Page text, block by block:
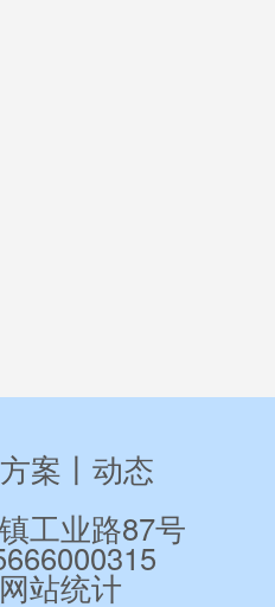
方案 丨 动态
工业路87号
网站统计